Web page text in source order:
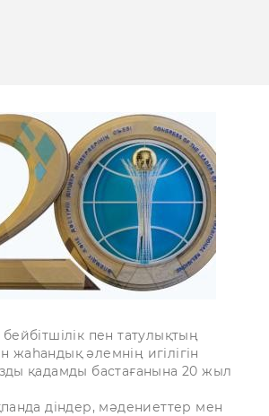
пен татулықтың
әлемнің игілігін
қадамды бастағанына 20 жыл
діндер, мәдениеттер мен